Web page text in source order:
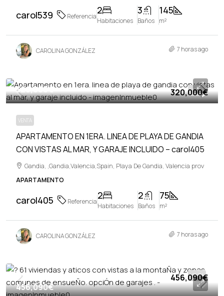
carol539 Referencia
2
Habitaciones
3
Baños
145
m²
CAROLINA GONZÁLEZ 7 horas ago
VENTA
320,000€
VENTA
APARTAMENTO EN 1ERA. LINEA DE PLAYA DE GANDIA
CON VISTAS AL MAR, Y GARAJE INCLUIDO – carol405
320,000€
Gandia, ,Gandia,Valencia,Spain, Playa De Gandia, Valencia prov
APARTAMENTO
carol405 Referencia
2
Habitaciones
2
Baños
75
m²
CAROLINA GONZÁLEZ 7 horas ago
VENTA
456,090€
456,090€